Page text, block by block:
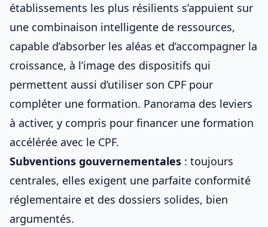
établissements les plus résilients s’appuient sur
une combinaison intelligente de ressources,
capable d’absorber les aléas et d’accompagner la
croissance, à l’image des dispositifs qui
permettent aussi d’utiliser son CPF pour
compléter une formation. Panorama des leviers
à activer, y compris pour financer une formation
accélérée avec le CPF.
Subventions gouvernementales : toujours
centrales, elles exigent une parfaite conformité
réglementaire et des dossiers solides, bien
argumentés.